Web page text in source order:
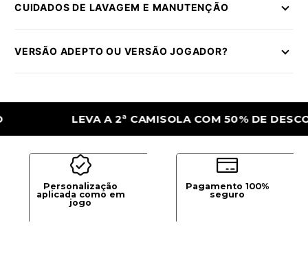
CUIDADOS DE LAVAGEM E MANUTENÇÃO
VERSÃO ADEPTO OU VERSÃO JOGADOR?
LEVA A 2ª CAMISOLA COM 50% DE DESCONTO
Personalização
aplicada como em
jogo
Pagamento 100%
seguro